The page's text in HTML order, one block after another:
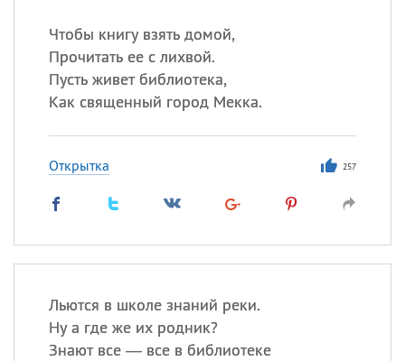
Чтобы книгу взять домой,
Прочитать ее с лихвой.
Пусть живет библиотека,
Как священный город Мекка.
Открытка 257
Льются в школе знаний реки.
Ну а где же их родник?
Знают все — все в библиотеке